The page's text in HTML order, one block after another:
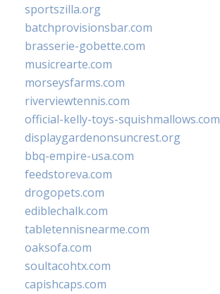
sportszilla.org
batchprovisionsbar.com
brasserie-gobette.com
musicrearte.com
morseysfarms.com
riverviewtennis.com
official-kelly-toys-squishmallows.com
displaygardenonsuncrest.org
bbq-empire-usa.com
feedstoreva.com
drogopets.com
ediblechalk.com
tabletennisnearme.com
oaksofa.com
soultacohtx.com
capishcaps.com